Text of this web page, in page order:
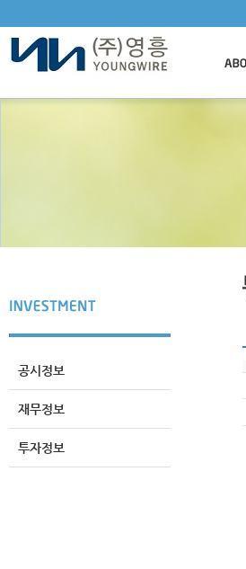
공시정보
재무정보
투자정보